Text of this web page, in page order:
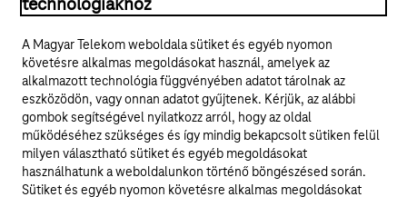
ÁSZF
Adatvédelem
Felhívások
technológiákhoz
A Magyar Telekom weboldala sütiket és egyéb nyomon
követésre alkalmas megoldásokat használ, amelyek az
alkalmazott technológia függvényében adatot tárolnak az
eszközödön, vagy onnan adatot gyűjtenek. Kérjük, az alábbi
gombok segítségével nyilatkozz arról, hogy az oldal
működéséhez szükséges és így mindig bekapcsolt sütiken felül
milyen választható sütiket és egyéb megoldásokat
használhatunk a weboldalunkon történő böngészésed során.
Sütiket és egyéb nyomon követésre alkalmas megoldásokat